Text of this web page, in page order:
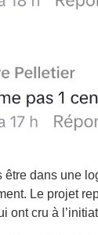
être dans une
Le projet
ont cru à